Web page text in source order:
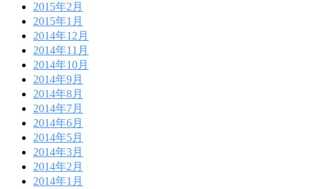
2015年2月
2015年1月
2014年12月
2014年11月
2014年10月
2014年9月
2014年8月
2014年7月
2014年6月
2014年5月
2014年3月
2014年2月
2014年1月